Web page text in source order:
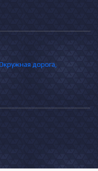
дорога,